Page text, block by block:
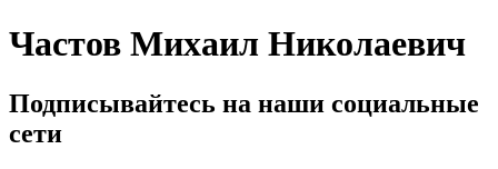
Частов Михаил Николаевич
Подписывайтесь на наши социальные
сети